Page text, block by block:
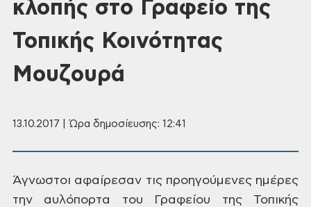
κλοπής στο Γραφείο της
Τοπικής Κοινότητας
Μουζουρά
13.10.2017 | Ώρα δημοσίευσης: 12:41
Άγνωστοι αφαίρεσαν τις προηγούμενες ημέρες
την αυλόπορτα του Γραφείου της Τοπικής